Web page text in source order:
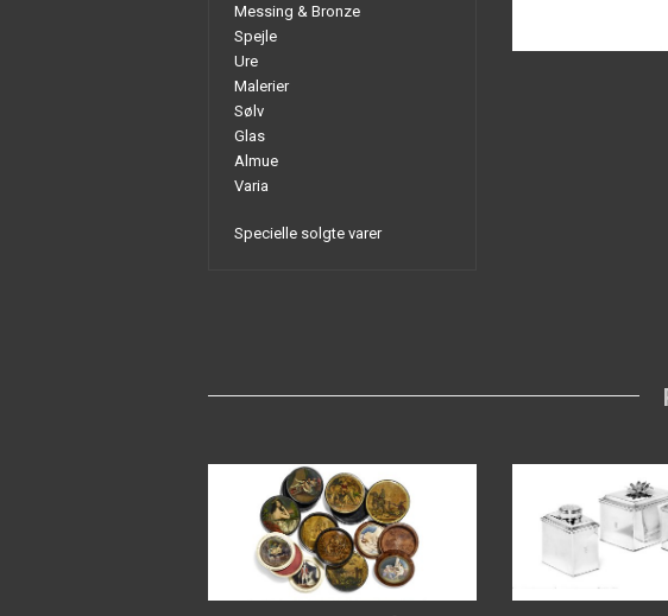
Messing & Bronze
Spejle
Ure
Malerier
Sølv
Glas
Almue
Varia
Specielle solgte varer